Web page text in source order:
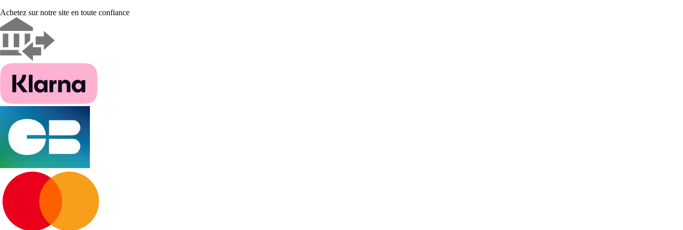
Achetez sur notre site en toute confiance